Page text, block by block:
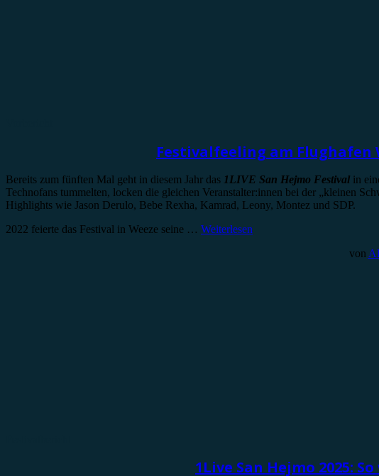
Festivalfeeling am Flughafen
Bereits zum fünften Mal geht in diesem Jahr das 1LIVE San Hejmo Festival in
Technofans tummelten, locken die gleichen Veranstalter:innen bei der „kleinen
Highlights wie Jason Derulo, Bebe Rexha, Kamrad, Leony, Montez und SDP.
2022 feierte das Festival in Weeze seine … Weiterlesen
von
1Live San Hejmo 2025: